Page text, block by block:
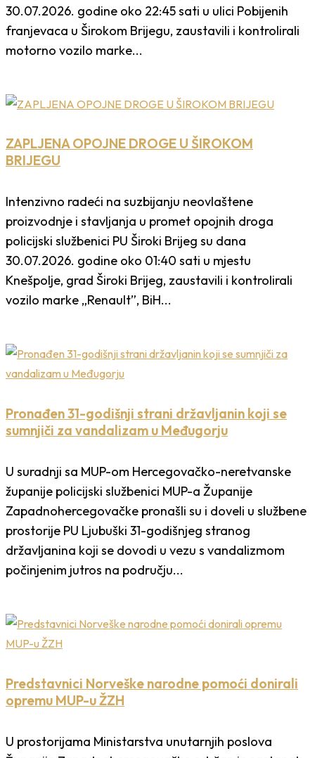
30.07.2026. godine oko 22:45 sati u ulici Pobijenih
franjevaca u Širokom Brijegu, zaustavili i kontrolirali
motorno vozilo marke...
ZAPLJENA OPOJNE DROGE U ŠIROKOM
BRIJEGU
Intenzivno radeći na suzbijanju neovlaštene
proizvodnje i stavljanja u promet opojnih droga
policijski službenici PU Široki Brijeg su dana
30.07.2026. godine oko 01:40 sati u mjestu
Knešpolje, grad Široki Brijeg, zaustavili i kontrolirali
vozilo marke „Renault”, BiH...
Pronađen 31-godišnji strani državljanin koji se
sumnjiči za vandalizam u Međugorju
U suradnji sa MUP-om Hercegovačko-neretvanske
županije policijski službenici MUP-a Županije
Zapadnohercegovačke pronašli su i doveli u službene
prostorije PU Ljubuški 31-godišnjeg stranog
državljanina koji se dovodi u vezu s vandalizmom
počinjenim jutros na području...
Predstavnici Norveške narodne pomoći donirali
opremu MUP-u ŽZH
U prostorijama Ministarstva unutarnjih poslova